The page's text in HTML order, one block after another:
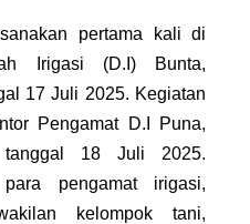
pertama kali di
Irigasi (D.I) Bunta,
17 Juli 2025. Kegiatan
Pengamat D.I Puna,
18 Juli 2025.
pengamat irigasi,
kelompok tani,